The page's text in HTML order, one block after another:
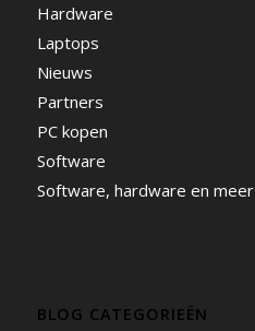
Hardware
Laptops
Nieuws
Partners
PC kopen
Software
Software, hardware en meer
BLOG CATEGORIEËN